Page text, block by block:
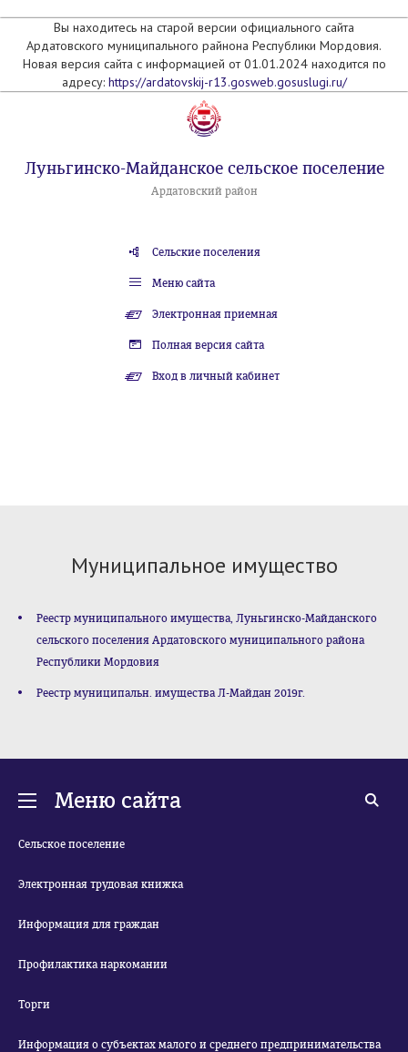
Вы находитесь на старой версии официального сайта
Ардатовского муниципального райнона Республики Мордовия.
Новая версия сайта с информацией от 01.01.2024 находится по
адресу: https://ardatovskij-r13.gosweb.gosuslugi.ru/
Луньгинско-Майданское сельское поселение
Ардатовский район
Сельские поселения
Меню сайта
Электронная приемная
Полная версия сайта
Вход в личный кабинет
Муниципальное имущество
Реестр муниципального имущества, Луньгинско-Майданского
сельского поселения Ардатовского муниципального района
Республики Мордовия
Реестр муниципальн. имущества Л-Майдан 2019г.
Меню сайта
Сельское поселение
Электронная трудовая книжка
Информация для граждан
Профилактика наркомании
Торги
Информация о субъектах малого и среднего предпринимательства